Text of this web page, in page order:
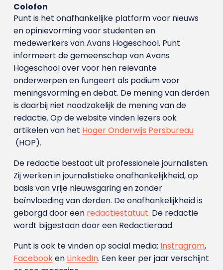
Colofon
Punt is het onafhankelijke platform voor nieuws
en opinievorming voor studenten en
medewerkers van Avans Hoge­school. Punt
informeert de gemeenschap van Avans
Hogeschool over voor hen relevante
onderwerpen en fungeert als podium voor
meningsvorming en debat. De mening van derden
is daarbij niet noodzakelijk de mening van de
redactie. Op de website vinden lezers ook
artikelen van het Hoger Onderwijs Persbureau
(HOP).
De redactie bestaat uit professionele journalisten.
Zij werken in journalistieke onafhankelijkheid, op
basis van vrije nieuwsgaring en zonder
beïnvloeding van derden. De onafhankelijkheid is
geborgd door een redactiestatuut. De redactie
wordt bijgestaan door een Redactieraad.
Punt is ook te vinden op social media: Instragram,
Facebooken LinkedIn. Een keer per jaar verschijnt